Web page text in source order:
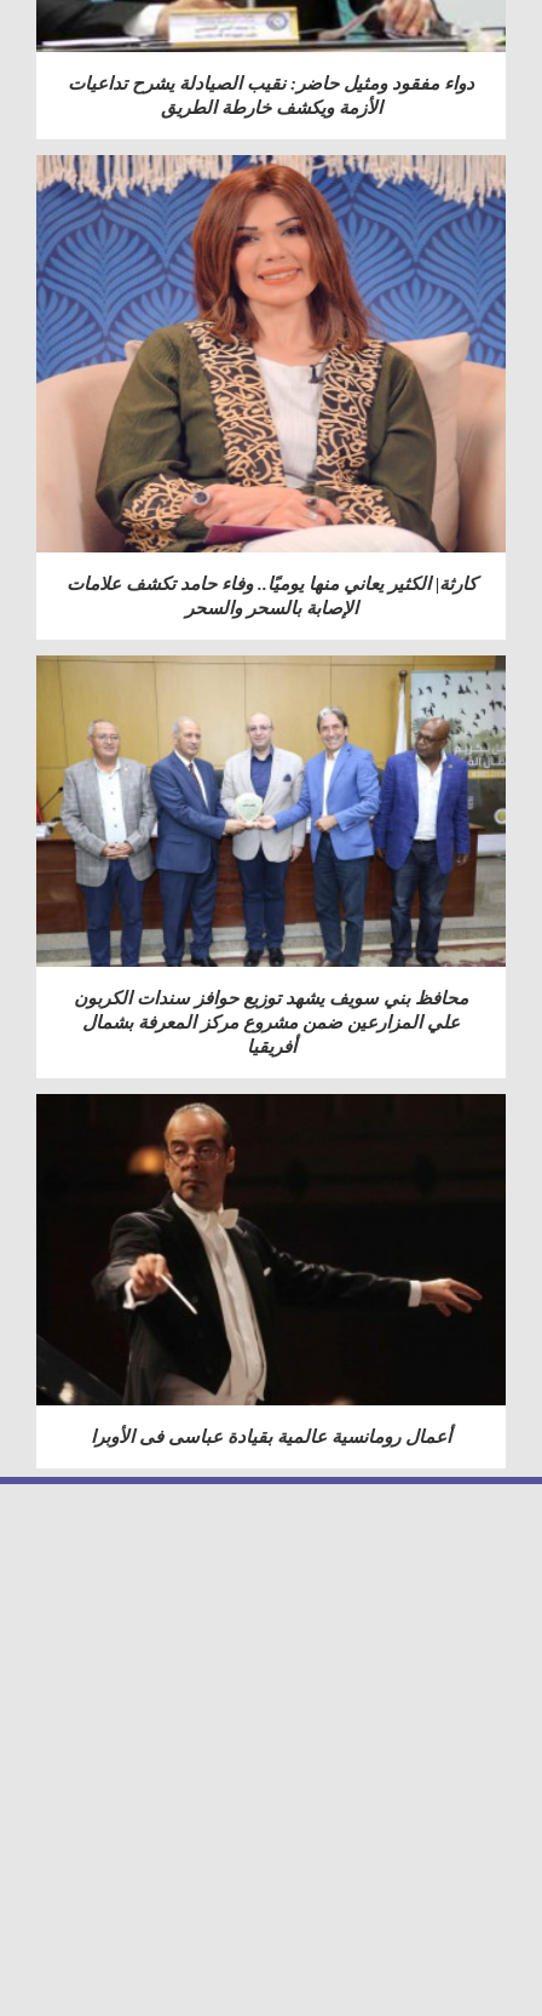
دواء مفقود ومثيل حاضر: نقيب الصيادلة يشرح تداعيات
الأزمة ويكشف خارطة الطريق
كارثة| الكثير يعاني منها يوميًا.. وفاء حامد تكشف علامات
الإصابة بالسحر والسحر
محافظ بني سويف يشهد توزيع حوافز سندات الكربون
علي المزارعين ضمن مشروع مركز المعرفة بشمال
أفريقيا
أعمال رومانسية عالمية بقيادة عباسى فى الأوبرا